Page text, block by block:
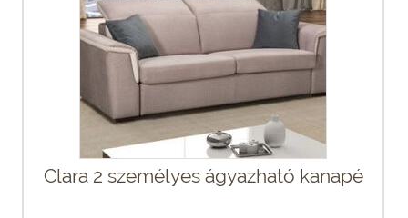
Clara 2 személyes ágyazható kanapé